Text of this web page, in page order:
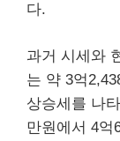
다.
과거 시세와
는 약 3억
상승세를 나
만원에서 4억